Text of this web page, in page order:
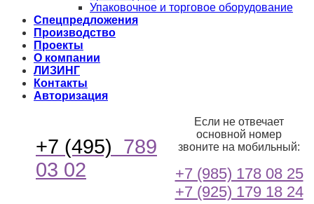
Упаковочное и торговое оборудование
Спецпредложения
Производство
Проекты
О компании
ЛИЗИНГ
Контакты
Авторизация
+7 (495) 789
03 02
Если не отвечает
основной номер
звоните на мобильный:
+7 (985) 178 08 25
+7 (925) 179 18 24